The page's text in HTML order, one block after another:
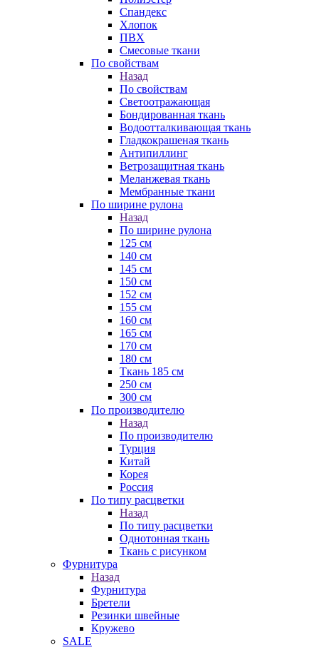
Спандекс
Хлопок
ПВХ
Смесовые ткани
По свойствам
Назад
По свойствам
Светоотражающая
Бондированная ткань
Водоотталкивающая ткань
Гладкокрашеная ткань
Антипиллинг
Ветрозащитная ткань
Меланжевая ткань
Мембранные ткани
По ширине рулона
Назад
По ширине рулона
125 см
140 см
145 см
150 см
152 см
155 см
160 см
165 см
170 см
180 см
Ткань 185 см
250 см
300 см
По производителю
Назад
По производителю
Турция
Китай
Корея
Россия
По типу расцветки
Назад
По типу расцветки
Однотонная ткань
Ткань с рисунком
Фурнитура
Назад
Фурнитура
Бретели
Резинки швейные
Кружево
SALE